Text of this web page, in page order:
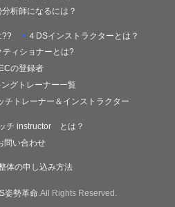
析師になるには？
??
４DSインストラクターとは？
ティショナーとは?
の登録者
ングトレーナー一覧
チトレーナー＆インストラクター
チ instructor とは？
問い合わせ
体の申し込み方法
姿勢革命 .All Rights Reserved.